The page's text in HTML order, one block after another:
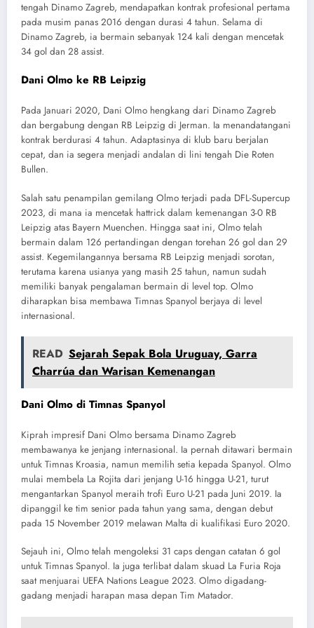
tengah Dinamo Zagreb, mendapatkan kontrak profesional pertama
pada musim panas 2016 dengan durasi 4 tahun. Selama di
Dinamo Zagreb, ia bermain sebanyak 124 kali dengan mencetak
34 gol dan 28 assist.
Dani Olmo ke RB Leipzig
Pada Januari 2020, Dani Olmo hengkang dari Dinamo Zagreb
dan bergabung dengan RB Leipzig di Jerman. Ia menandatangani
kontrak berdurasi 4 tahun. Adaptasinya di klub baru berjalan
cepat, dan ia segera menjadi andalan di lini tengah Die Roten
Bullen.
Salah satu penampilan gemilang Olmo terjadi pada DFL-Supercup
2023, di mana ia mencetak hattrick dalam kemenangan 3-0 RB
Leipzig atas Bayern Muenchen. Hingga saat ini, Olmo telah
bermain dalam 126 pertandingan dengan torehan 26 gol dan 29
assist. Kegemilangannya bersama RB Leipzig menjadi sorotan,
terutama karena usianya yang masih 25 tahun, namun sudah
memiliki banyak pengalaman bermain di level top. Olmo
diharapkan bisa membawa Timnas Spanyol berjaya di level
internasional.
READ Sejarah Sepak Bola Uruguay, Garra
Charrúa dan Warisan Kemenangan
Dani Olmo di Timnas Spanyol
Kiprah impresif Dani Olmo bersama Dinamo Zagreb
membawanya ke jenjang internasional. Ia pernah ditawari bermain
untuk Timnas Kroasia, namun memilih setia kepada Spanyol. Olmo
mulai membela La Rojita dari jenjang U-16 hingga U-21, turut
mengantarkan Spanyol meraih trofi Euro U-21 pada Juni 2019. Ia
dipanggil ke tim senior pada tahun yang sama, dengan debut
pada 15 November 2019 melawan Malta di kualifikasi Euro 2020.
Sejauh ini, Olmo telah mengoleksi 31 caps dengan catatan 6 gol
untuk Timnas Spanyol. Ia juga terlibat dalam skuad La Furia Roja
saat menjuarai UEFA Nations League 2023. Olmo digadang-
gadang menjadi harapan masa depan Tim Matador.